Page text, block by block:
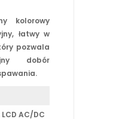
kolorowy
łatwy w
pozwala
dobór
LCD AC/DC